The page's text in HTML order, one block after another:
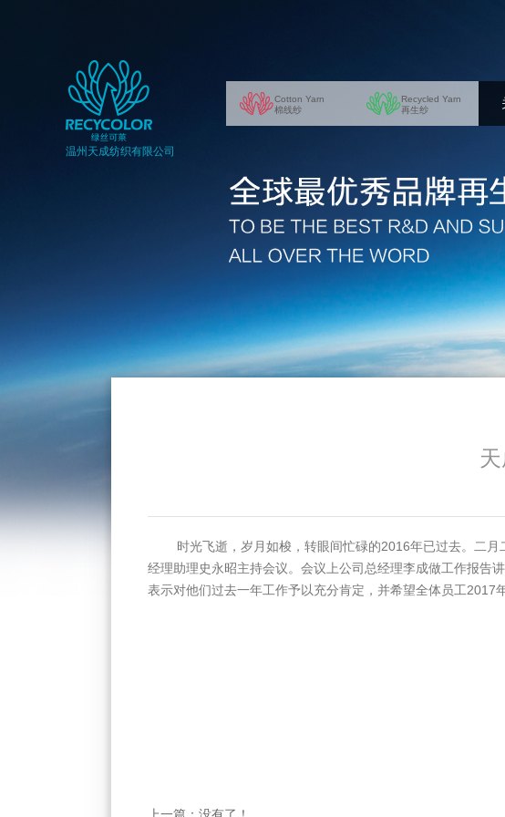
温州天成纺织有限公司
Cotton Yarn
棉线纱
Recycled Yarn
再生纱
时光飞逝，岁月如梭，转眼间忙碌的2016年已过去。二月
经理助理史永昭主持会议。会议上公司总经理李成做工作报告
表示对他们过去一年工作予以充分肯定，并希望全体员工2017